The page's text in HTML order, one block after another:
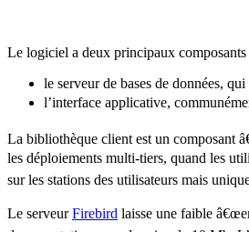
Le logiciel a deux principaux composants
le serveur de bases de données,
l’interface applicative,
La bibliothèque client est un composant
les déploiements multi-tiers, quand les
sur les stations des utilisateurs mais
Le serveurFirebird laisse une faible